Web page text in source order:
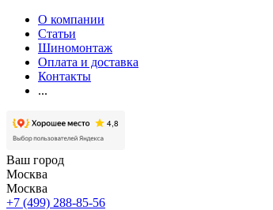
О компании
Статьи
Шиномонтаж
Оплата и доставка
Контакты
...
Ваш город
Москва
Москва
+7 (499) 288-85-56